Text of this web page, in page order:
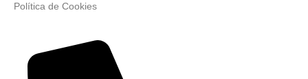
Política de Cookies